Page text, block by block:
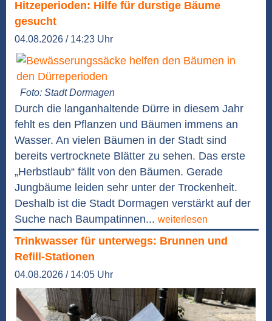
Hitzeperioden: Hilfe für durstige Bäume
gesucht
04.08.2026 / 14:23 Uhr
Foto: Stadt Dormagen
Durch die langanhaltende Dürre in diesem Jahr
fehlt es den Pflanzen und Bäumen immens an
Wasser. An vielen Bäumen in der Stadt sind
bereits vertrocknete Blätter zu sehen. Das erste
„Herbstlaub“ fällt von den Bäumen. Gerade
Jungbäume leiden sehr unter der Trockenheit.
Deshalb ist die Stadt Dormagen verstärkt auf der
Suche nach Baumpatinnen... weiterlesen
Trinkwasser für unterwegs: Brunnen und
Refill-Stationen
04.08.2026 / 14:05 Uhr